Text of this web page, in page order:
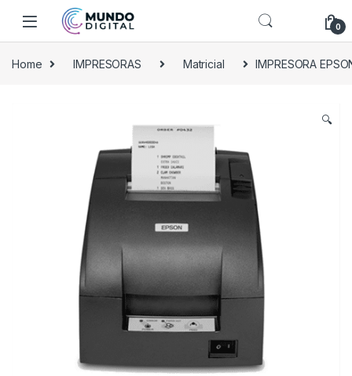
Skip to navigation
Skip to content
0
Home IMPRESORAS Matricial IMPRESORA
🔍